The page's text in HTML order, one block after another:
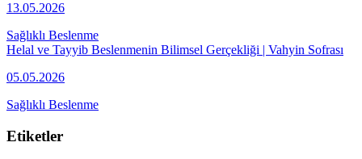
13.05.2026
Sağlıklı Beslenme
Helal ve Tayyib Beslenmenin Bilimsel Gerçekliği | Vahyin Sofrası
05.05.2026
Sağlıklı Beslenme
Etiketler